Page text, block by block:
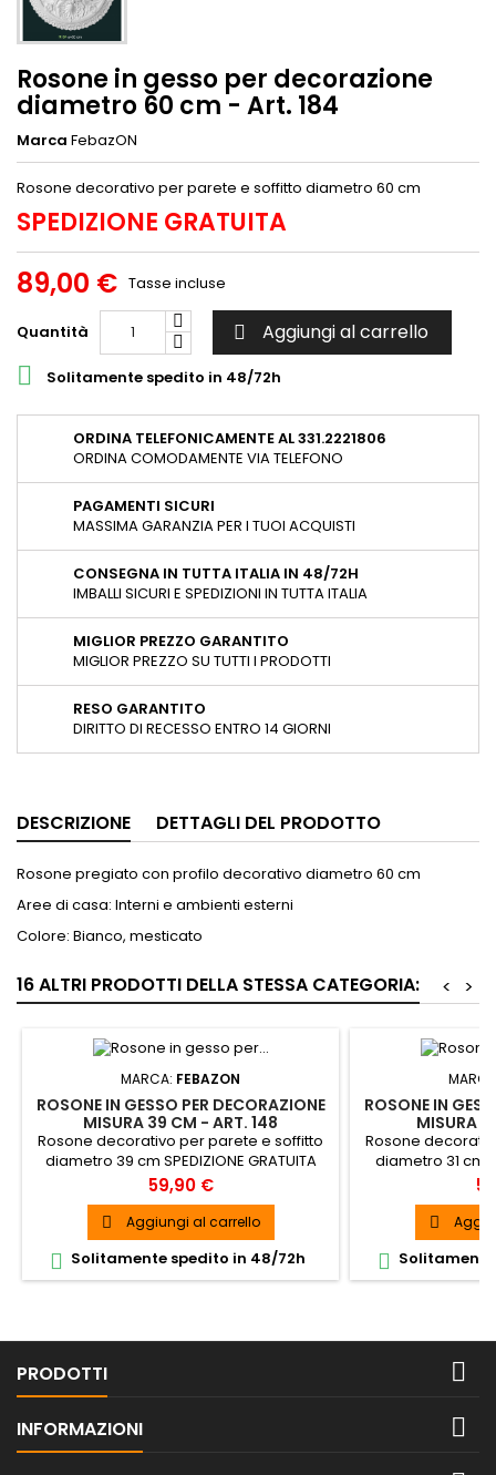
Rosone in gesso per decorazione
diametro 60 cm - Art. 184
Marca FebazON
Rosone decorativo per parete e soffitto diametro 60 cm
SPEDIZIONE GRATUITA
89,00 € Tasse incluse
Quantità  Aggiungi al carrello
 Solitamente spedito in 48/72h
ORDINA TELEFONICAMENTE AL 331.2221806
ORDINA COMODAMENTE VIA TELEFONO
PAGAMENTI SICURI
MASSIMA GARANZIA PER I TUOI ACQUISTI
CONSEGNA IN TUTTA ITALIA IN 48/72H
IMBALLI SICURI E SPEDIZIONI IN TUTTA ITALIA
MIGLIOR PREZZO GARANTITO
MIGLIOR PREZZO SU TUTTI I PRODOTTI
RESO GARANTITO
DIRITTO DI RECESSO ENTRO 14 GIORNI
DESCRIZIONE DETTAGLI DEL PRODOTTO
Rosone pregiato con profilo decorativo diametro 60 cm
Aree di casa: Interni e ambienti esterni
Colore: Bianco, mesticato
16 ALTRI PRODOTTI DELLA STESSA CATEGORIA: >
<
MARCA: FEBAZON
ROSONE IN GESSO PER DECORAZIONE
MISURA 39 CM - ART. 148
Rosone decorativo per parete e soffitto
diametro 39 cm SPEDIZIONE GRATUITA
Prezzo
59,90 €
 Aggiungi al carrello
 Solitamente spedito in 48/72h
ROSONE IN
MISURA
Rosone
diametro 31 cm


PRODOTTI 
INFORMAZIONI 